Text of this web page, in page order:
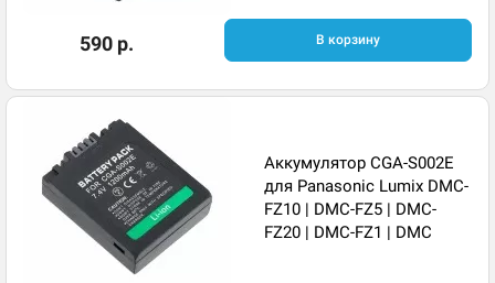
590 р. В корзину
Аккумулятор CGA-S002E
для Panasonic Lumix DMC-
FZ10 | DMC-FZ5 | DMC-
FZ20 | DMC-FZ1 | DMC